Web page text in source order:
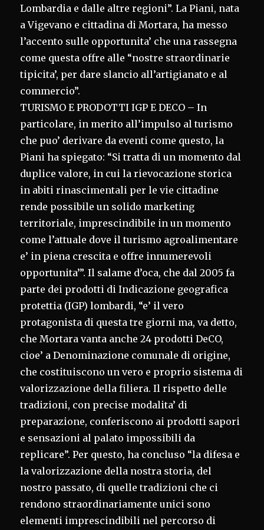
Lombardia e dalle altre regioni”. La Piani, nata
a Vigevano e cittadina di Mortara, ha messo
l’accento sulle opportunita’ che una rassegna
come questa offre alle “nostre straordinarie
tipicita’, per dare slancio all’artigianato e al
commercio”.
TURISMO E PRODOTTI IGP E DECO – In
particolare, in merito all’impulso al turismo
che puo’ derivare da eventi come questo, la
Piani ha spiegato: “Si tratta di un momento dal
duplice valore, in cui la rievocazione storica
in abiti rinascimentali per le vie cittadine
rende possibile un solido marketing
territoriale, imprescindibile in un momento
come l’attuale dove il turismo agroalimentare
e’ in piena crescita e offre innumerevoli
opportunita’”. Il salame d’oca, che dal 2005 fa
parte dei prodotti di Indicazione geografica
protettia (IGP) lombardi, “e’ il vero
protagonista di questa tre giorni ma, va detto,
che Mortara vanta anche 24 prodotti DeCO,
cioe’ a Denominazione comunale di origine,
che costituiscono un vero e proprio sistema di
valorizzazione della filiera. Il rispetto delle
tradizioni, con precise modalita’ di
preparazione, conferiscono ai prodotti sapori
e sensazioni al palato impossibili da
replicare”. Per questo, ha concluso “la difesa e
la valorizzazione della nostra storia, del
nostro passato, di quelle tradizioni che ci
rendono straordinariamente unici sono
elementi imprescindibili nel percorso di